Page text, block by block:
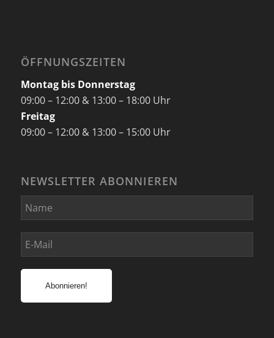
ÖFFNUNGSZEITEN
Montag bis Donnerstag
09:00 – 12:00 & 13:00 – 18:00 Uhr
Freitag
09:00 – 12:00 & 13:00 – 15:00 Uhr
NEWSLETTER ABONNIEREN